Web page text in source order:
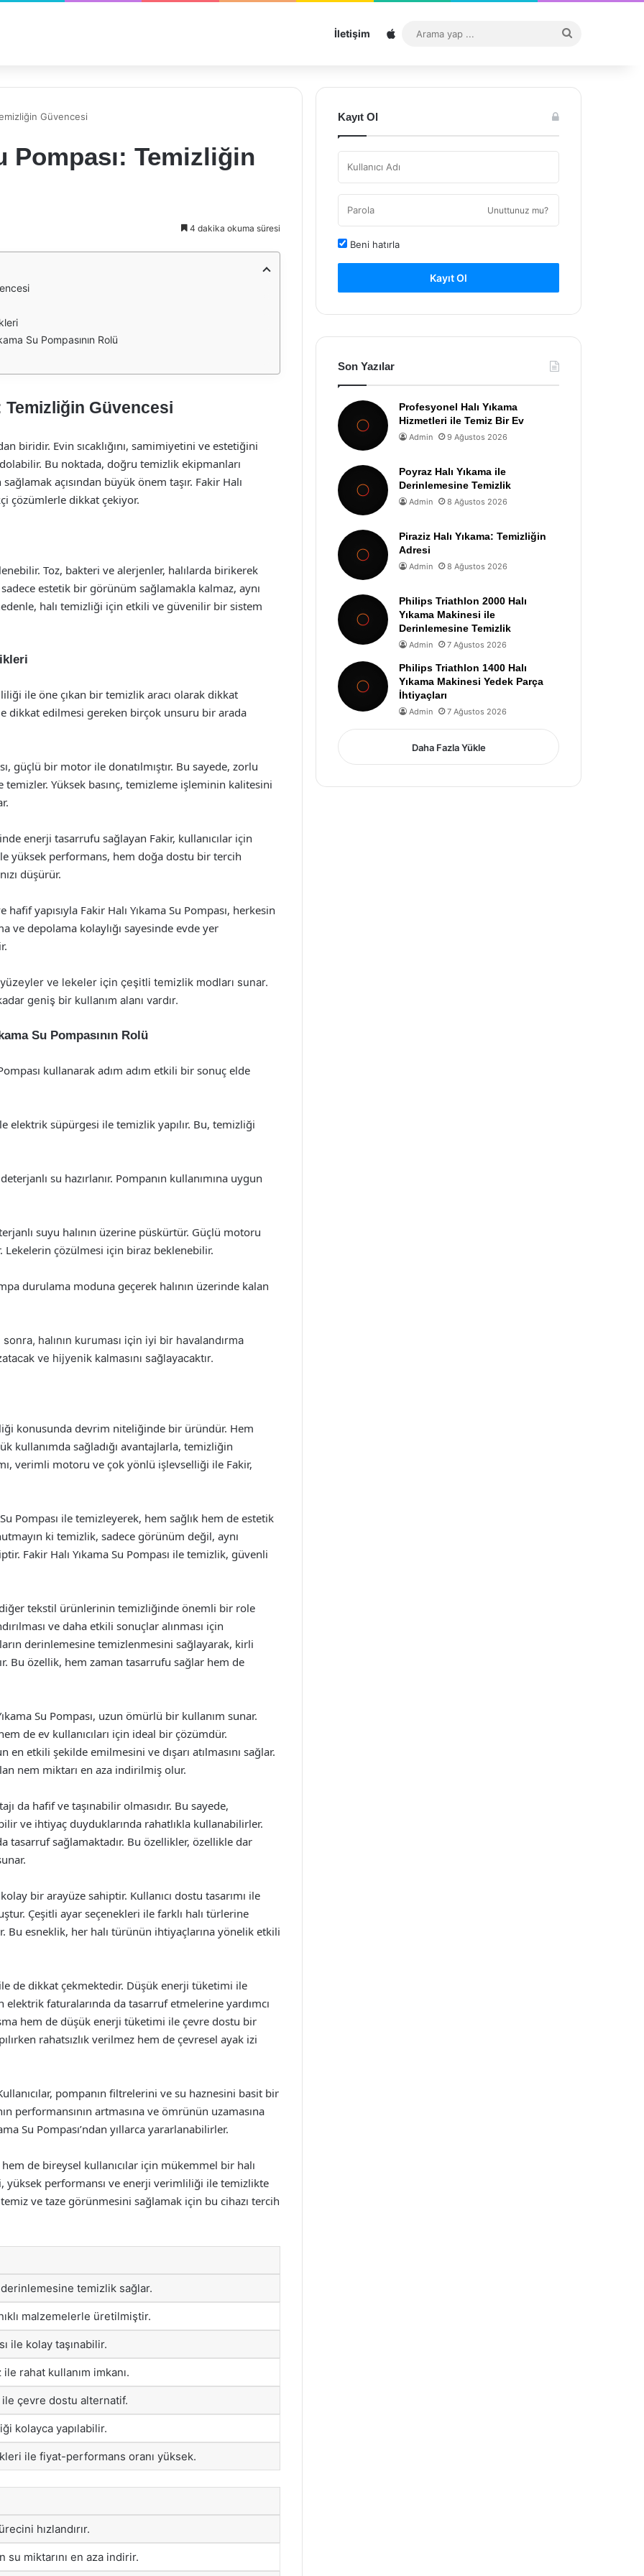
İletişim Sitemap
...
Güvencesi
Pompası: Temizliğin
4 dakika okuma süresi
Su Pompasının Rolü
Temizliğin Güvencesi
biridir. Evin sıcaklığını, samimiyetini ve estetiğini
Bu noktada, doğru temizlik ekipmanları
açısından büyük önem taşır. Fakir Halı
çözümlerle dikkat çekiyor.
Toz, bakteri ve alerjenler, halılarda birikerek
estetik bir görünüm sağlamakla kalmaz, aynı
halı temizliği için etkili ve güvenilir bir sistem
ile öne çıkan bir temizlik aracı olarak dikkat
dikkat edilmesi gereken birçok unsuru bir arada
güçlü bir motor ile donatılmıştır. Bu sayede, zorlu
temizler. Yüksek basınç, temizleme işleminin kalitesini
enerji tasarrufu sağlayan Fakir, kullanıcılar için
yüksek performans, hem doğa dostu bir tercih
düşürür.
hafif yapısıyla Fakir Halı Yıkama Su Pompası, herkesin
ve depolama kolaylığı sayesinde evde yer
ve lekeler için çeşitli temizlik modları sunar.
geniş bir kullanım alanı vardır.
Su Pompasının Rolü
kullanarak adım adım etkili bir sonuç elde
elektrik süpürgesi ile temizlik yapılır. Bu, temizliği
su hazırlanır. Pompanın kullanımına uygun
suyu halının üzerine püskürtür. Güçlü motoru
çözülmesi için biraz beklenebilir.
durulama moduna geçerek halının üzerinde kalan
halının kuruması için iyi bir havalandırma
ve hijyenik kalmasını sağlayacaktır.
konusunda devrim niteliğinde bir üründür. Hem
kullanımda sağladığı avantajlarla, temizliğin
verimli motoru ve çok yönlü işlevselliği ile Fakir,
Pompası ile temizleyerek, hem sağlık hem de estetik
ki temizlik, sadece görünüm değil, aynı
Fakir Halı Yıkama Su Pompası ile temizlik, güvenli
diğer tekstil ürünlerinin temizliğinde önemli bir role
ve daha etkili sonuçlar alınması için
derinlemesine temizlenmesini sağlayarak, kirli
Bu özellik, hem zaman tasarrufu sağlar hem de
Su Pompası, uzun ömürlü bir kullanım sunar.
de ev kullanıcıları için ideal bir çözümdür.
etkili şekilde emilmesini ve dışarı atılmasını sağlar.
nem miktarı en aza indirilmiş olur.
da hafif ve taşınabilir olmasıdır. Bu sayede,
ve ihtiyaç duyduklarında rahatlıkla kullanabilirler.
tasarruf sağlamaktadır. Bu özellikler, özellikle dar
bir arayüze sahiptir. Kullanıcı dostu tasarımı ile
Çeşitli ayar seçenekleri ile farklı halı türlerine
esneklik, her halı türünün ihtiyaçlarına yönelik etkili
de dikkat çekmektedir. Düşük enerji tüketimi ile
elektrik faturalarında da tasarruf etmelerine yardımcı
hem de düşük enerji tüketimi ile çevre dostu bir
rahatsızlık verilmez hem de çevresel ayak izi
pompanın filtrelerini ve su haznesini basit bir
performansının artmasına ve ömrünün uzamasına
Su Pompası’ndan yıllarca yararlanabilirler.
de bireysel kullanıcılar için mükemmel bir halı
yüksek performansı ve enerji verimliliği ile temizlikte
ve taze görünmesini sağlamak için bu cihazı tercih
temizlik sağlar.
malzemelerle üretilmiştir.
ile kolay taşınabilir.
rahat kullanım imkanı.
çevre dostu alternatif.
kolayca yapılabilir.
ile fiyat-performans oranı yüksek.
hızlandırır.
su miktarını en aza indirir.
Kayıt Ol
Unuttunuz mu?
Beni hatırla
Kayıt Ol
Son Yazılar
Profesyonel Halı Yıkama
Hizmetleri ile Temiz Bir Ev
Admin 9 Ağustos 2026
Poyraz Halı Yıkama ile
Derinlemesine Temizlik
Admin 8 Ağustos 2026
Piraziz Halı Yıkama: Temizliğin
Adresi
Admin 8 Ağustos 2026
Philips Triathlon 2000 Halı
Yıkama Makinesi ile
Derinlemesine Temizlik
Admin 7 Ağustos 2026
Philips Triathlon 1400 Halı
Yıkama Makinesi Yedek Parça
İhtiyaçları
Admin 7 Ağustos 2026
Daha Fazla Yükle